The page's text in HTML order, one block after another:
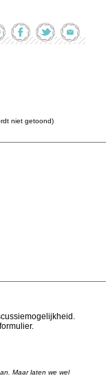
niet getoond)
Maar laten we wel